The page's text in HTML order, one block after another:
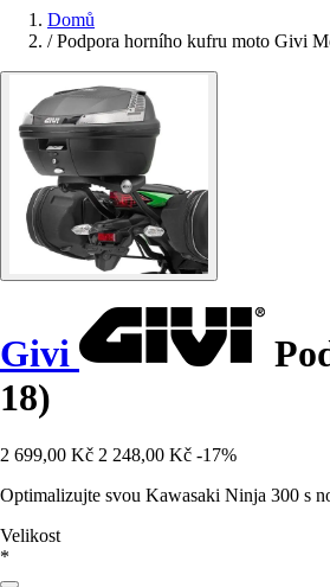
Domů
/ Podpora horního kufru moto Givi
Givi
18)
2 699,00 Kč 2 248,00 Kč -17%
Optimalizujte svou Kawasaki Ninja 300 s
Velikost
*